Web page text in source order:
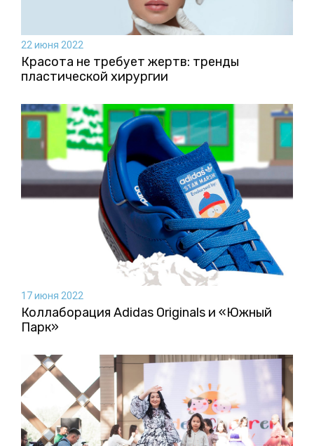
22 июня 2022
Красота не требует жертв: тренды
пластической хирургии
17 июня 2022
Коллаборация Аdidas Originals и «Южный
Парк»